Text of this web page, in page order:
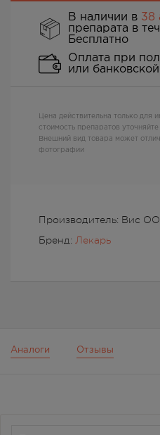
Производитель: Вис
Бренд: Лекарь
В наличии в 38
препарата в
Бесплатно
Оплата при
или
Цена действительна только для
стоимость препаратов
Внешний вид товара может
фотографии
Аналоги Отзывы